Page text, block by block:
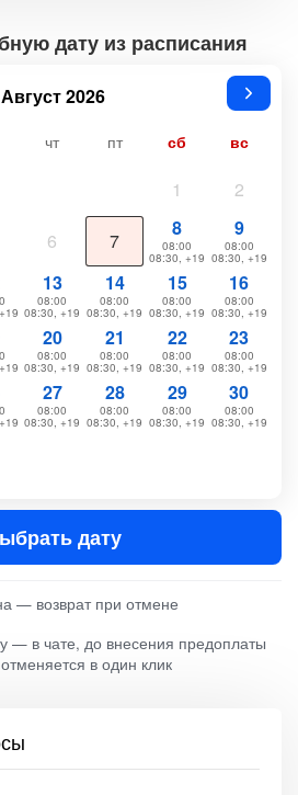
дату из расписания
Август 2026
чт пт сб вс
1 2
6 7
8
08:00
08:30, +19
9
08:00
08:30, +19
13
08:00
08:30, +19
14
08:00
08:30, +19
15
08:00
08:30, +19
16
08:00
08:30, +19
20
08:00
08:30, +19
21
08:00
08:30, +19
22
08:00
08:30, +19
23
08:00
08:30, +19
27
08:00
08:30, +19
28
08:00
08:30, +19
29
08:00
08:30, +19
30
08:00
08:30, +19
дату
— возврат при отмене
— в чате, до внесения предоплаты
в один клик